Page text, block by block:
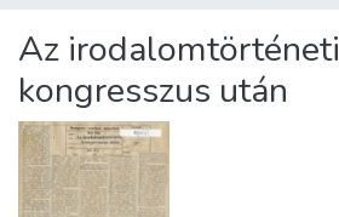
About us
Az irodalomtörténeti
kongresszus után